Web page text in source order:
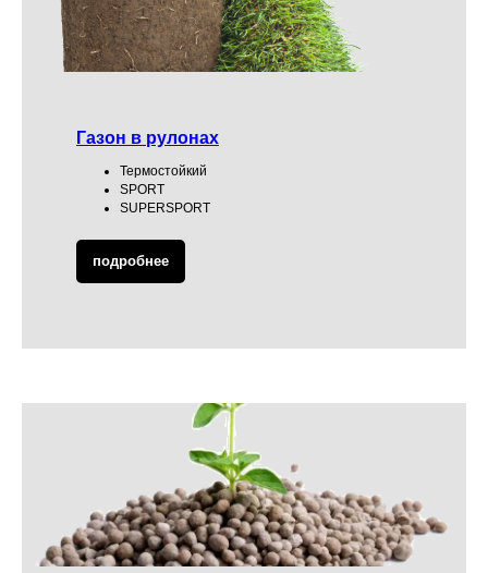
Газон в рулонах
Термостойкий
SPORT
SUPERSPORT
подробнее